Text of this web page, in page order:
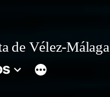
de Vélez-Málaga